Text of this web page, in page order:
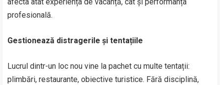
profesională.
Gestionează distragerile și tentațiile
Lucrul dintr-un loc nou vine la pachet cu multe tentații:
plimbări, restaurante, obiective turistice. Fără disciplină,